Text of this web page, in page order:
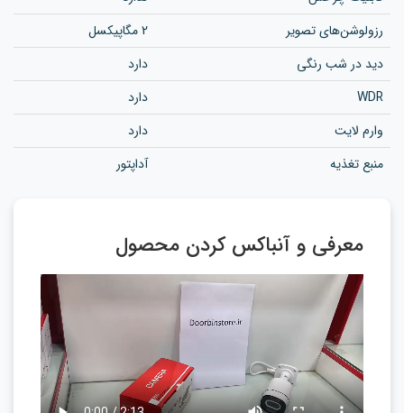
رزولوشن‌های تصویر
2 مگاپیکسل
دید در شب رنگی
دارد
WDR
دارد
وارم لایت
دارد
منبع تغذیه
آداپتور
معرفی و آنباکس کردن محصول